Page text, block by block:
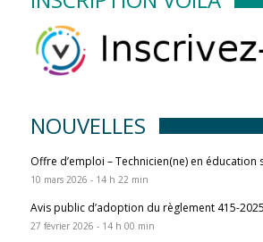
NOUVELLES
Offre d’emploi – Technicien(ne) en éducation
10 mars 2026 - 14 h 22 min
Avis public d’adoption du règlement 415-2025
27 février 2026 - 14 h 00 min